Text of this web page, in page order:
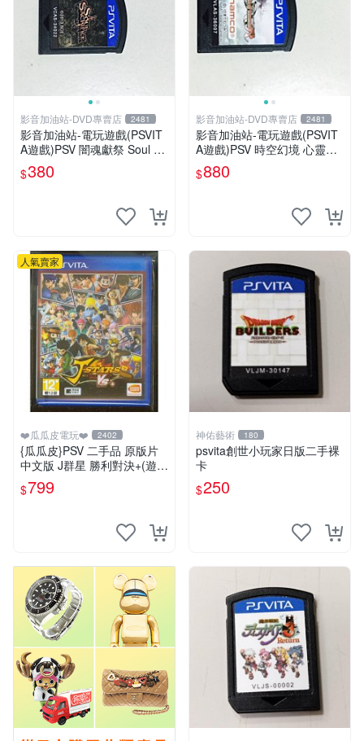
影音加油站-DVD專賣店 2481
影音加油站-電玩遊戲(PSVIT
A遊戲)PSV 闇魂獻祭 Soul Sa
crifice 日版/直購價380元/下
標就賣
$380
影音加油站-DVD專賣店 2481
影音加油站-電玩遊戲(PSVIT
A遊戲)PSV 時空幻境 心靈傳
奇 R 日版/直購價880元/下標
就賣
$880
人氣賣家
❤️瓜瓜皮電玩❤️ 2402
{瓜瓜皮}PSV 二手品 原版片
中文版 J群星 勝利對決+(遊戲
都有回收)
$799
神佑藝術 180
psvita創世小玩家日版二手裸
卡
$250